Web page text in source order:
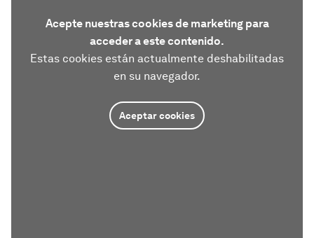
Acepte nuestras cookies de marketing para
acceder a este contenido.
Estas cookies están actualmente deshabilitadas
en su navegador.
Aceptar cookies